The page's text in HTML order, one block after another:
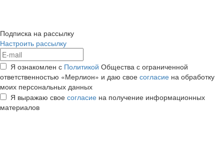
Подписка на рассылку
Настроить рассылку
Я ознакомлен с Политикой Общества с ограниченной
ответственностью «Мерлион» и даю свое согласие на обработку
моих персональных данных
Я выражаю свое согласие на получение информационных
материалов